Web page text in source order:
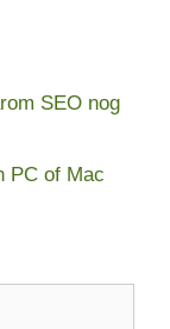
SEO nog
PC of Mac